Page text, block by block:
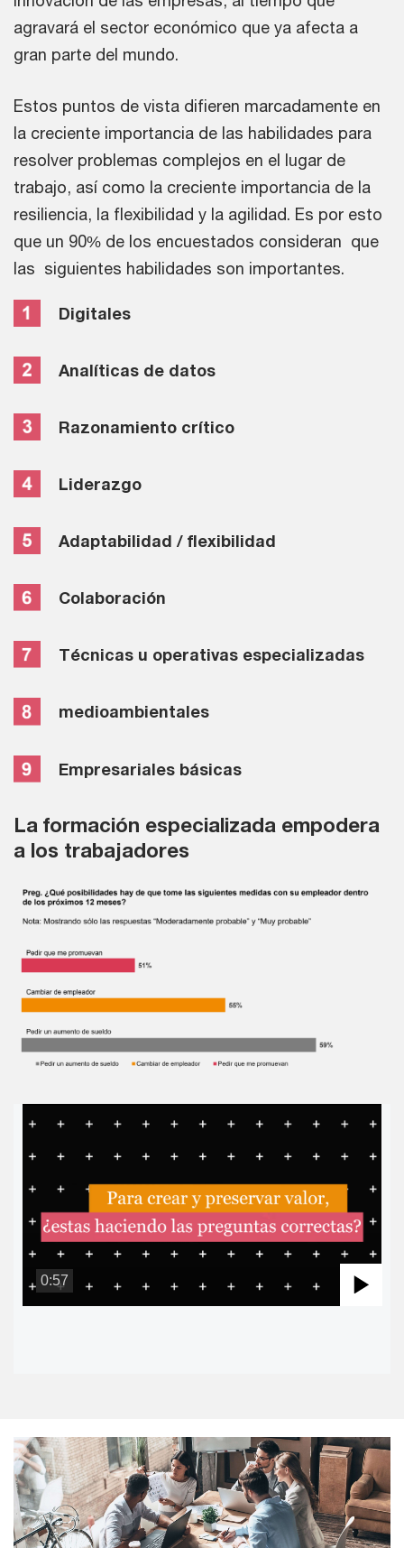
agravará el sector económico que ya afecta a
gran parte del mundo.
Estos puntos de vista difieren marcadamente en
la creciente importancia de las habilidades para
resolver problemas complejos en el lugar de
trabajo, así como la creciente importancia de la
resiliencia, la flexibilidad y la agilidad. Es por esto
que un 90% de los encuestados consideran que
las siguientes habilidades son importantes.
Digitales
Analíticas de datos
Razonamiento crítico
Liderazgo
Adaptabilidad / flexibilidad
Colaboración
Técnicas u operativas especializadas
medioambientales
Empresariales básicas
La formación especializada empodera
a los trabajadores
0:57